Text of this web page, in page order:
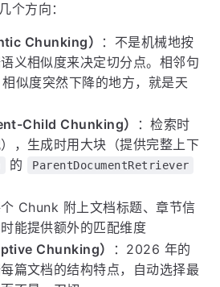
个方向：
Chunking）
：不是机械地按
义相似度来决定切分点。相邻句
似度突然下降的地方，就是天
Child Chunking）
：检索时
，生成时用大块（提供完整上下
的 ParentDocumentRetriever
个 Chunk 附上文档标题、章节信
能提供额外的匹配维度
Chunking）
：2026 年的
篇文档的结构特点，自动选择最